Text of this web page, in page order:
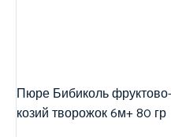
Пюре Бибиколь
козий творожок 6м+ 80 гр